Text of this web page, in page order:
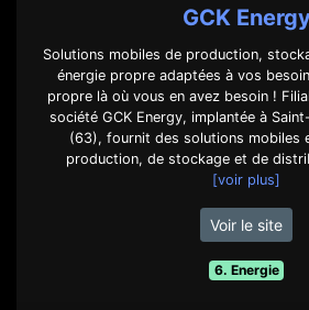
GCK
Solutions mobiles de production,
énergie propre adaptées à vos
propre là où vous en avez besoin !
société GCK Energy, implantée à
(63), fournit des solutions mobiles
production, de stockage et de
[voir plus]
Voir le site
6. Energie